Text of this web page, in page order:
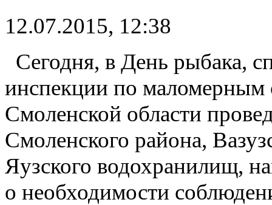
12.07.2015, 12:38
Сегодня, в День рыбака,
инспекции по
Смоленской области
Смоленского района,
Яузского водохранилищ,
о необходимости